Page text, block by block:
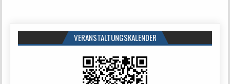
VERANSTALTUNGSKALENDER